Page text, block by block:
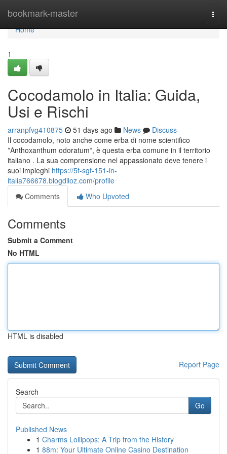
bookmark-master
Home
Home
1
Cocodamolo in Italia: Guida,
Usi e Rischi
arranpfvg410875 51 days ago News
Discuss
Il cocodamolo, noto anche come erba di nome scientifico
*Anthoxanthum odoratum*, è questa erba comune in il territorio
italiano . La sua comprensione nel appassionato deve tenere i
suoi impieghi https://5f-sgt-151-in-
italia766678.blogdiloz.com/profile
Comments
Who Upvoted
Comments
Submit a Comment
No HTML
HTML is disabled
Report Page
Search
Go
Published News
1 Charms Lollipops: A Trip from the History
1 88m: Your Ultimate Online Casino Destination